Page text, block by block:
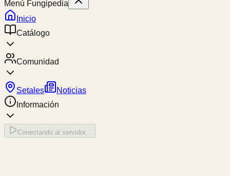
Menú Fungipedia
Inicio
Catálogo
Comunidad
Setales
Noticias
Información
Conectando al servidor...